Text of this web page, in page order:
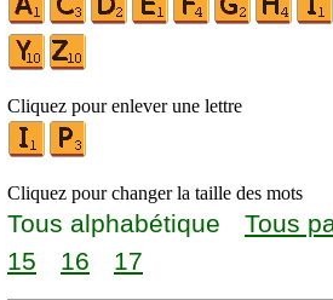
Cliquez pour enlever une lettre
Cliquez pour changer la taille des mots
Tous alphabétique Tous
15
16 17